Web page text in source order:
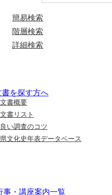
簡易検索
階層検索
詳細検索
書を探す方へ
書概要
書リスト
い調査のコツ
文化史年表データベース
事・講座案内一覧